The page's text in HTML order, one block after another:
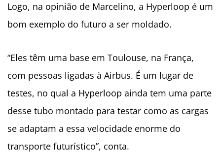
Logo, na opinião de Marcelino, a Hyperloop é um
bom exemplo do futuro a ser moldado.
“Eles têm uma base em Toulouse, na França,
com pessoas ligadas à Airbus. É um lugar de
testes, no qual a Hyperloop ainda tem uma parte
desse tubo montado para testar como as cargas
se adaptam a essa velocidade enorme do
transporte futurístico”, conta.